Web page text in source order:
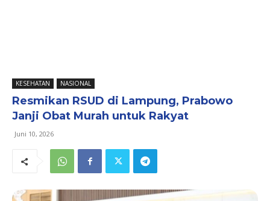
KESEHATAN NASIONAL
Resmikan RSUD di Lampung, Prabowo
Janji Obat Murah untuk Rakyat
Juni 10, 2026